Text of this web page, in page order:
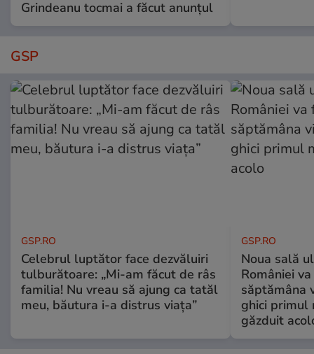
Grindeanu tocmai a făcut anunțul
GSP
GSP.RO
Celebrul luptător face dezvăluiri
tulburătoare: „Mi-am făcut de râs
familia! Nu vreau să ajung ca tatăl
meu, băutura i-a distrus viața”
GSP.RO
Noua sală
României
săptămâna
ghici primul
găzduit